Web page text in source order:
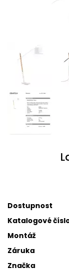
Dostupnost
Katalogové
Montáž
Záruka
Značka